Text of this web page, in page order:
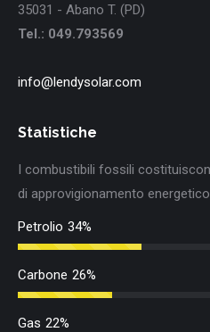
35031 - Abano T. (PD)
Tel.: 049.793569
info@lendysolar.com
Statistiche
I combustibili fossili
di approvigionamento
Petrolio 34%
Carbone 26%
Gas 22%